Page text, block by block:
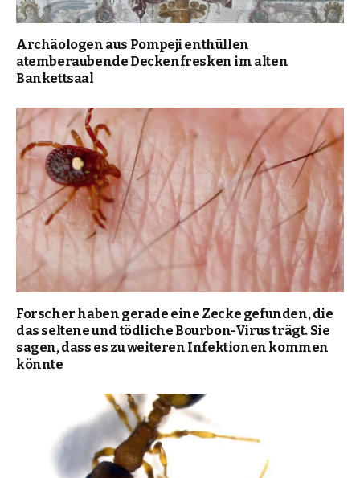
Archäologen aus Pompeji enthüllen
atemberaubende Deckenfresken im alten
Bankettsaal
Forscher haben gerade eine Zecke gefunden, die
das seltene und tödliche Bourbon-Virus trägt. Sie
sagen, dass es zu weiteren Infektionen kommen
könnte